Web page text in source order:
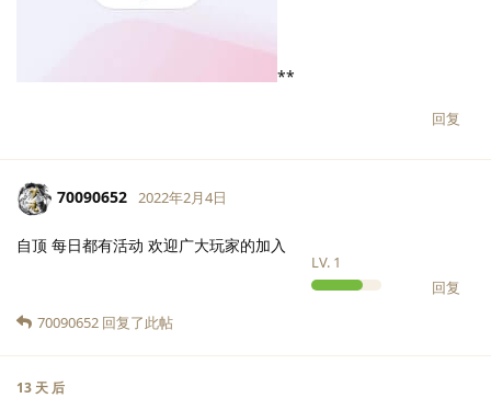
**
回复
70090652
LV. 1
2022年2月4日
自顶 每日都有活动 欢迎广大玩家的加入
回复
70090652 回复了此帖
13 天 后